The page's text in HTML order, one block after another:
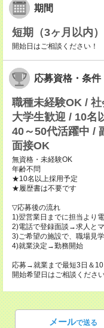
期間
短期（3ヶ月以内）
開始日はご相談ください！
応募資格・条件
職種未経験OK /
大学生歓迎 / 10名
40～50代活躍中 /
面接OK
無資格・未経験OK
年齢不問
★10名以上採用予定
★履歴書は不要です
▽応募後の流れ
1)翌営業日までに担当より
2)電話で登録面談→求人と
3)ご希望の施設で、職場見学
4)就業決定→勤務開始
応募→就業まで最短3日＆10
開始希望日はご相談くださ
メールで送る